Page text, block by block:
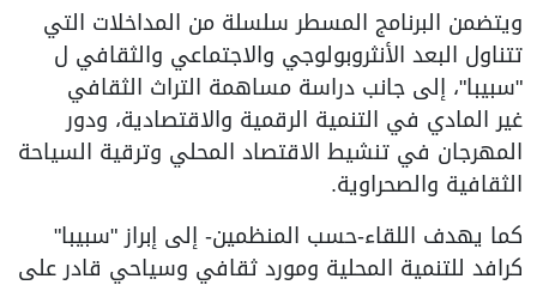
ويتضمن البرنامج المسطر سلسلة من المداخلات التي
تتناول البعد الأنثروبولوجي والاجتماعي والثقافي ل
"سبيبا"، إلى جانب دراسة مساهمة التراث الثقافي
غير المادي في التنمية الرقمية والاقتصادية، ودور
المهرجان في تنشيط الاقتصاد المحلي وترقية السياحة
الثقافية والصحراوية.
كما يهدف اللقاء-حسب المنظمين- إلى إبراز "سبيبا"
كرافد للتنمية المحلية ومورد ثقافي وسياحي قادر على